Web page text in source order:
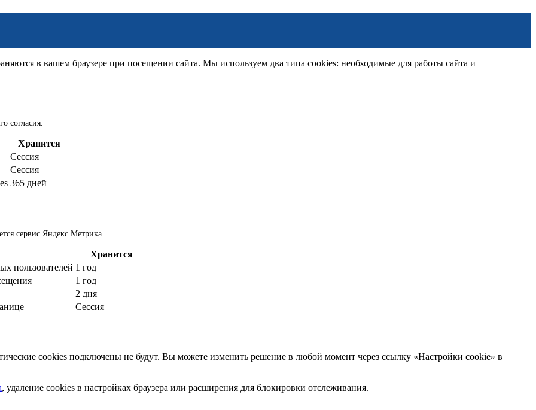
в вашем браузере при посещении сайта. Мы используем два типа cookies: необходимые для работы сайта и
согласия.
Хранится
Сессия
Сессия
365 дней
сервис Яндекс.Метрика.
Хранится
пользователей 1 год
1 год
2 дня
Сессия
cookies подключены не будут. Вы можете изменить решение в любой момент через ссылку «Настройки cookie» в
, удаление cookies в настройках браузера или расширения для блокировки отслеживания.